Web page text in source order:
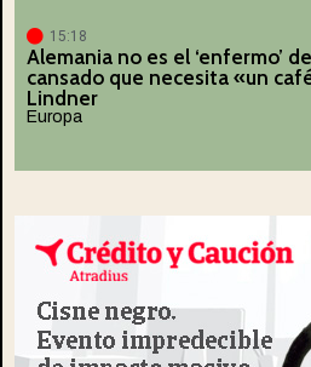
15:18
Alemania no es el ‘enfermo’
cansado que necesita «un
Lindner
Europa